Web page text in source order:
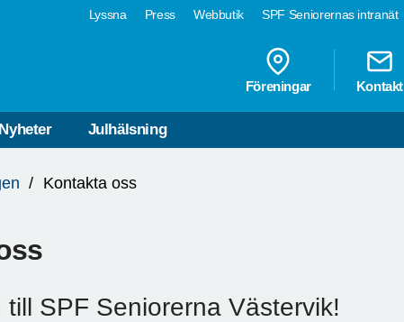
Lyssna Press Webbutik SPF Seniorernas intranät
Föreningar Kontakt
Nyheter Julhälsning
Kontakta oss
till SPF Seniorerna Västervik!